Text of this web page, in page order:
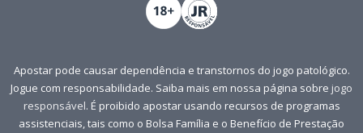
Apostar pode causar dependência e transtornos do jogo patológico.
Jogue com responsabilidade. Saiba mais em nossa página sobre jogo
responsável. É proibido apostar usando recursos de programas
assistenciais, tais como o Bolsa Família e o Benefício de Prestação